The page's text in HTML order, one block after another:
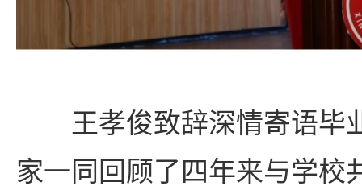
王孝俊致辞深情寄语毕
家一同回顾了四年来与学校